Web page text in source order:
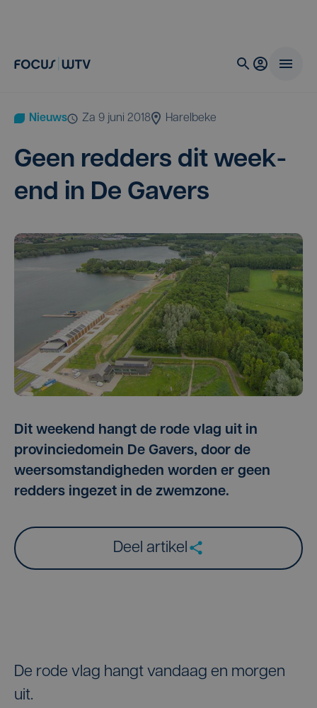
Nieuws za 9 juni 2018 Harelbeke
Geen red­ders dit week­
end in De Gavers
Dit weekend hangt de rode vlag uit in
provinciedomein De Gavers, door de
weersomstandigheden worden er geen
redders ingezet in de zwemzone.
Deel artikel
De rode vlag hangt vandaag en morgen
uit.